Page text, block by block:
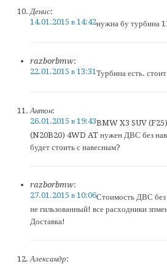
Денис:
14.01.2015 в 14:42нужна бу турбина
razborbmw:
22.01.2015 в 13:31Турбина есть.
Антон:
26.01.2015 в 19:43BMW X3 SUV
(N20B20) 4WD AT нужен ДВС без
будет стоить с навесным?
razborbmw:
27.01.2015 в 10:06Стоимость ДВС без
не гильзованный! все расходники
Доставка!
Александр: